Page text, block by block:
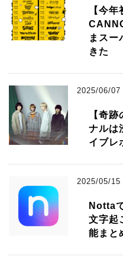
【今
まスー
きた
2025/06/07
【奇
ナルは
イブレ
2025/05/15
Notta
文字起
能まと